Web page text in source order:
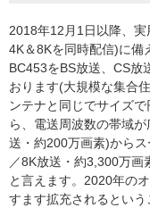
2018年12月1日以降、
4K＆8Kを同時配信)に備
BC453をBS放送、CS放
おります(大規模な集合
ンテナと同じでサイズ
ら、電送周波数の帯域
送・約200万画素)から
／8K放送・約3,300万画
と言えます。2020年の
すます拡充されるとい